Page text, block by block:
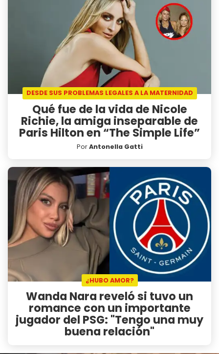
DESDE SUS PROBLEMAS LEGALES A LA MATERNIDAD
Qué fue de la vida de Nicole
Richie, la amiga inseparable de
Paris Hilton en “The Simple Life”
PorAntonella Gatti
¿HUBO AMOR?
Wanda Nara reveló si tuvo un
romance con un importante
jugador del PSG: "Tengo una muy
buena relación"